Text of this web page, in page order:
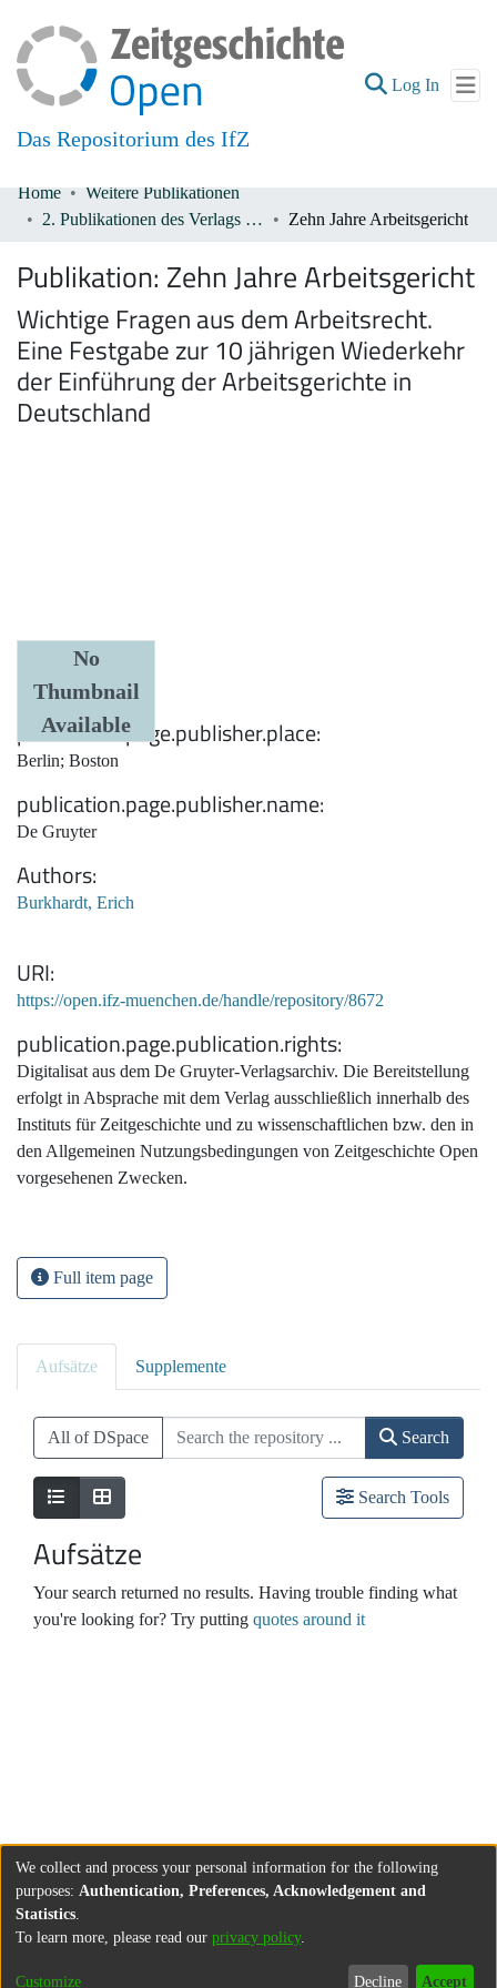
Das Repositorium des IfZ
Log In (current)
Communities & Collections
Home
Weitere Publikationen
2. Publikationen des Verlags De Gruyter 1933-1945
Zehn Jahre Arbeitsgericht
Publikation: Zehn Jahre Arbeitsgericht
Wichtige Fragen aus dem Arbeitsrecht.
Eine Festgabe zur 10 jährigen Wiederkehr
der Einführung der Arbeitsgerichte in
Deutschland
No
Thumbnail
Available
1937
publication.page.publisher.place
Berlin; Boston
publication.page.publisher.name
De Gruyter
Authors
Burkhardt, Erich
URI
https://open.ifz-muenchen.de/handle/repository/8672
publication.page.publication.rights
Digitalisat aus dem De Gruyter-Verlagsarchiv. Die Bereitstellung
erfolgt in Absprache mit dem Verlag ausschließlich innerhalb des
Instituts für Zeitgeschichte und zu wissenschaftlichen bzw. den in
den Allgemeinen Nutzungsbedingungen von Zeitgeschichte Open
vorgesehenen Zwecken.
Full item page
Aufsätze Supplemente
All of DSpace Search
Search Tools
Aufsätze
Your search returned no results. Having trouble finding what
you're looking for? Try putting quotes around it
We collect and process your personal information for the following
purposes: Authentication, Preferences, Acknowledgement and
Statistics
To learn more, please read our privacy policy.
Customize Decline Accept